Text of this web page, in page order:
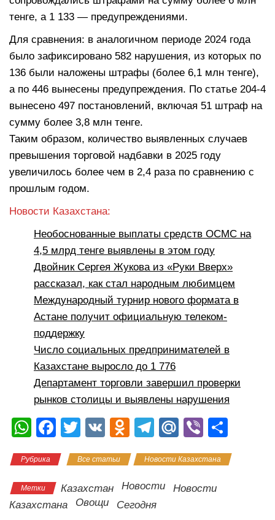
тенге, а 1 133 — предупреждениями.
Для сравнения: в аналогичном периоде 2024 года
было зафиксировано 582 нарушения, из которых по
136 были наложены штрафы (более 6,1 млн тенге),
а по 446 вынесены предупреждения. По статье 204-4
вынесено 497 постановлений, включая 51 штраф на
сумму более 3,8 млн тенге.
Таким образом, количество выявленных случаев
превышения торговой надбавки в 2025 году
увеличилось более чем в 2,4 раза по сравнению с
прошлым годом.
Новости Казахстана:
Необоснованные выплаты средств ОСМС на
4,5 млрд тенге выявлены в этом году
Двойник Сергея Жукова из «Руки Вверх»
рассказал, как стал народным любимцем
Международный турнир нового формата в
Астане получит официальную телеком-
поддержку
Число социальных предпринимателей в
Казахстане выросло до 1 776
Департамент торговли завершил проверки
рынков столицы и выявлены нарушения
W
at
s
A
F
c
e
b
T
tt
er
V
O
n
o
kl
T
e
gr
a
M
.R
u
Vi
er р
Рубрика Все статьи Новости Казахстана
Метки Казахстан Новости
Новости
Казахстана
Овощи Сегодня